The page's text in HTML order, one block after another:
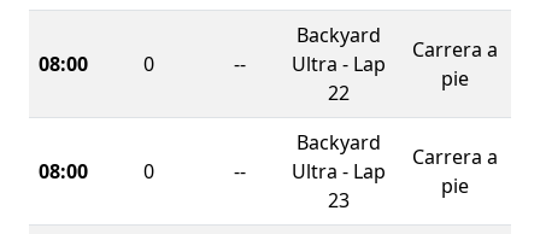
08:00 0 --
Backyard
Ultra - Lap
22
Carrera a
pie
08:00 0 --
Backyard
Ultra - Lap
23
Carrera a
pie